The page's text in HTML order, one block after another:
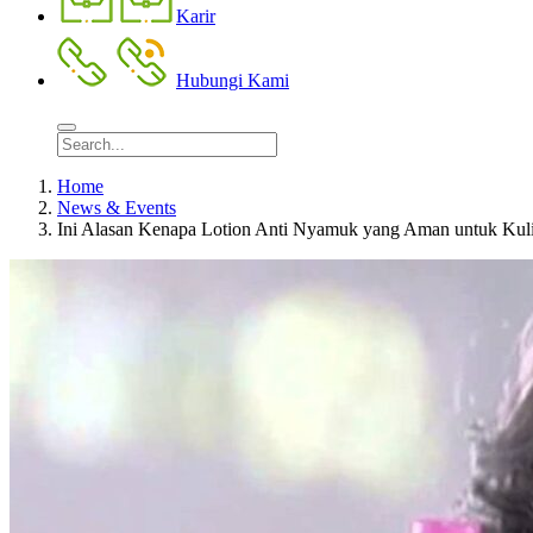
Karir
Hubungi Kami
Home
News & Events
Ini Alasan Kenapa Lotion Anti Nyamuk yang Aman untuk